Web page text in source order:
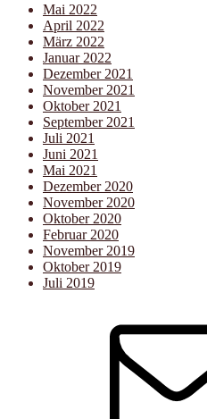
Mai 2022
April 2022
März 2022
Januar 2022
Dezember 2021
November 2021
Oktober 2021
September 2021
Juli 2021
Juni 2021
Mai 2021
Dezember 2020
November 2020
Oktober 2020
Februar 2020
November 2019
Oktober 2019
Juli 2019